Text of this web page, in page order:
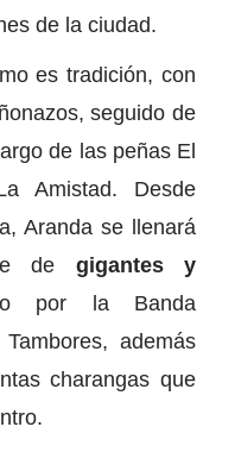
de la ciudad.
es tradición, con
seguido de
de las peñas El
Amistad. Desde
Aranda se llenará
de gigantes y
por la Banda
además
charangas que